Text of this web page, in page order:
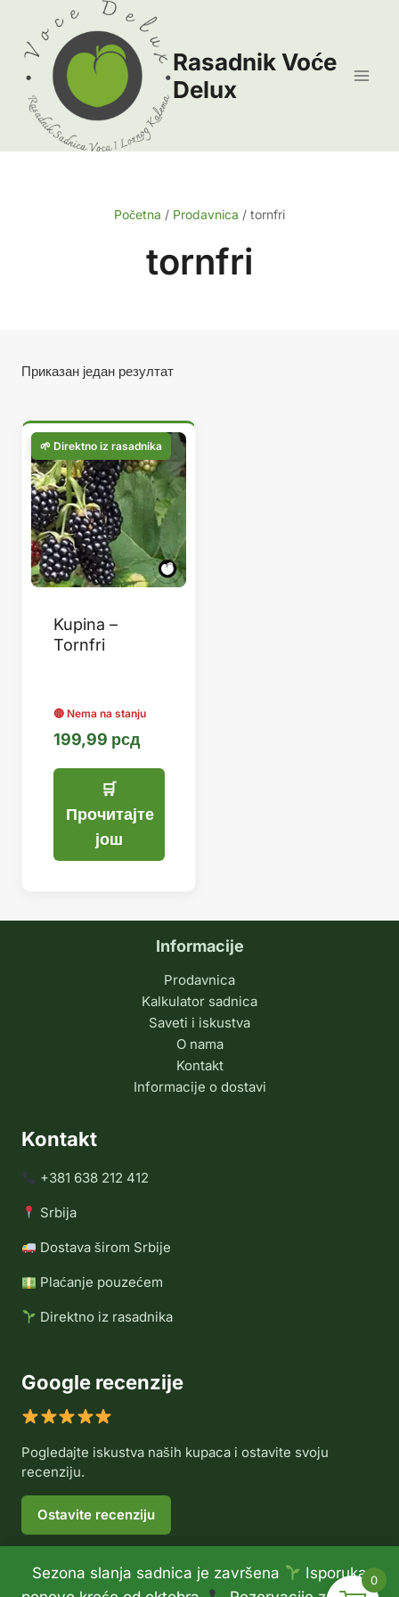
Sezona slanja sadnica je završena
Isporuka
content
Rasadnik Voće
Delux
Početna / Prodavnica / tornfri
tornfri
Приказан један резултат
Kupina –
Tornfri
199,99 рсд
Прочитајте
још
Informacije
Prodavnica
Kalkulator sadnica
Saveti i iskustva
O nama
Kontakt
Informacije o dostavi
Kontakt
+381 638 212 412
Srbija
Dostava širom Srbije
Plaćanje pouzećem
Direktno iz rasadnika
Google recenzije
Pogledajte iskustva naših kupaca i ostavite svoju
recenziju.
Ostavite recenziju
0